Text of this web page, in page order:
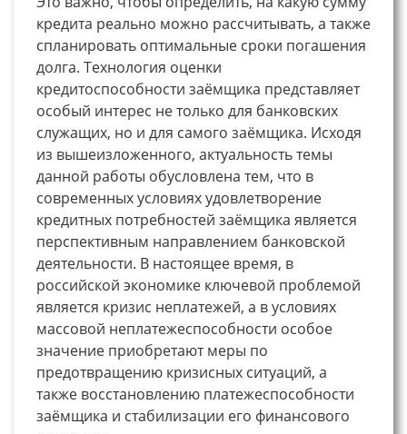
кредита реально можно рассчитывать, а также
спланировать оптимальные сроки погашения
долга. Технология оценки
кредитоспособности заёмщика представляет
особый интерес не только для банковских
служащих, но и для самого заёмщика. Исходя
из вышеизложенного, актуальность темы
данной работы обусловлена тем, что в
современных условиях удовлетворение
кредитных потребностей заёмщика является
перспективным направлением банковской
деятельности. В настоящее время, в
российской экономике ключевой проблемой
является кризис неплатежей, а в условиях
массовой неплатежеспособности особое
значение приобретают меры по
предотвращению кризисных ситуаций, а
также восстановлению платежеспособности
заёмщика и стабилизации его финансового